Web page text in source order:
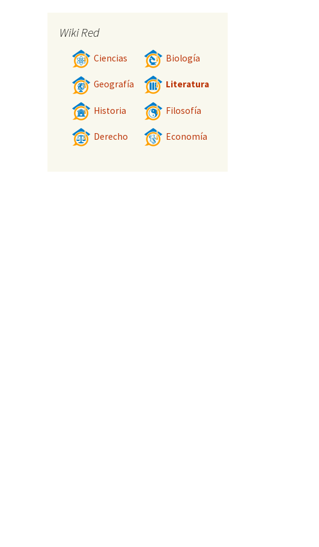
Wiki Red
Ciencias Biología
Geografía Literatura
Historia Filosofía
Derecho Economía